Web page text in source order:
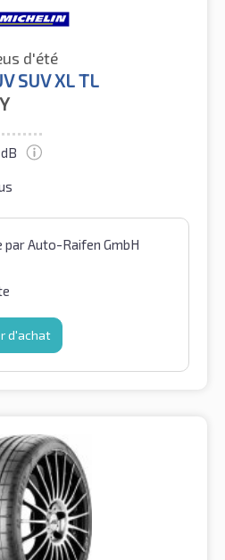
d'été
SUV XL TL
par Auto-Raifen GmbH
d'achat